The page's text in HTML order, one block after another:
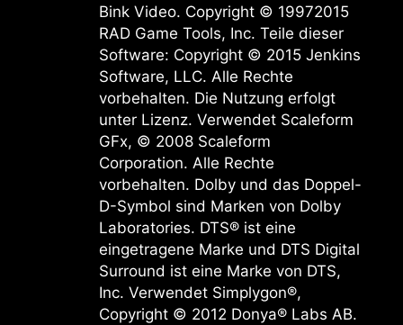
Bink Video. Copyright © 19972015
RAD Game Tools, Inc. Teile dieser
Software: Copyright © 2015 Jenkins
Software, LLC. Alle Rechte
vorbehalten. Die Nutzung erfolgt
unter Lizenz. Verwendet Scaleform
GFx, © 2008 Scaleform
Corporation. Alle Rechte
vorbehalten. Dolby und das Doppel-
D-Symbol sind Marken von Dolby
Laboratories. DTS® ist eine
eingetragene Marke und DTS Digital
Surround ist eine Marke von DTS,
Inc. Verwendet Simplygon®,
Copyright © 2012 Donya® Labs AB.